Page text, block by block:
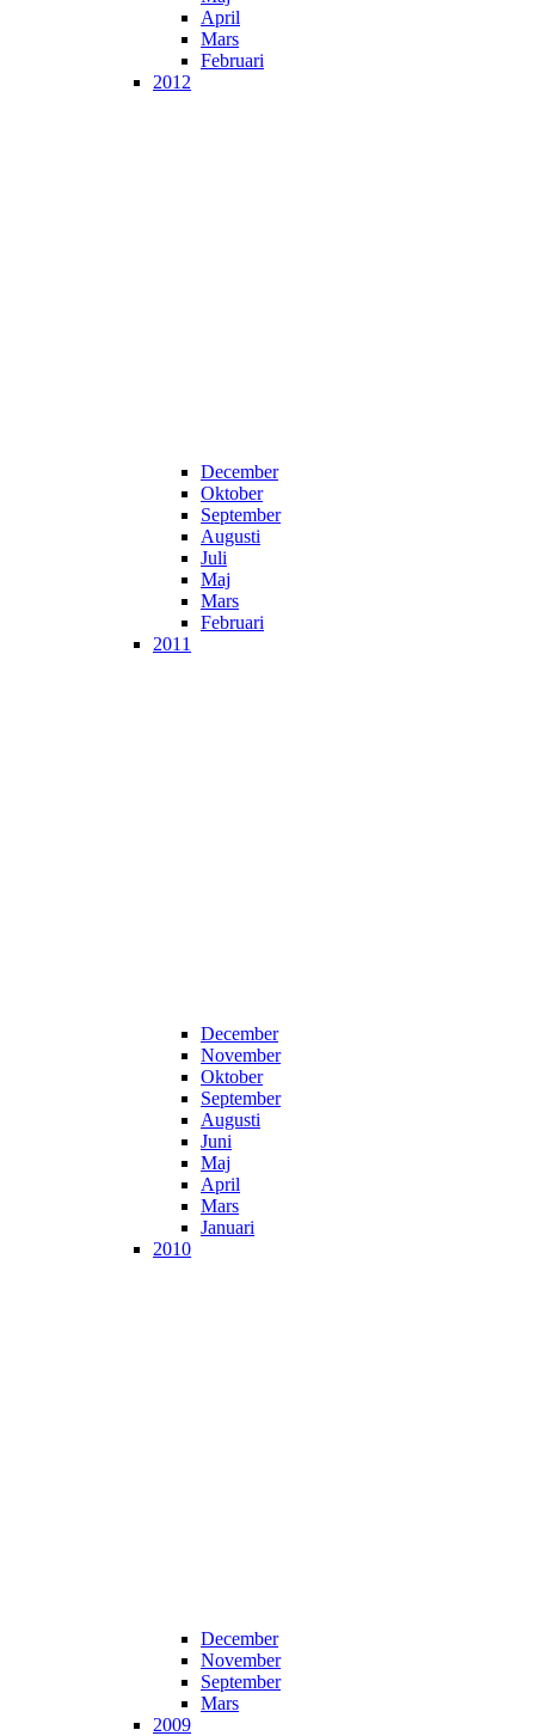
April
Mars
Februari
2012
December
Oktober
September
Augusti
Juli
Maj
Mars
Februari
2011
December
November
Oktober
September
Augusti
Juni
Maj
April
Mars
Januari
2010
December
November
September
Mars
2009